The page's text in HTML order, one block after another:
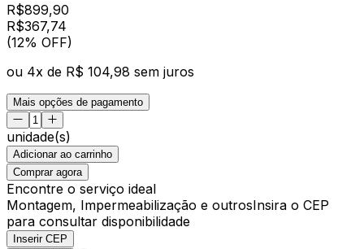
R$899,90
R$367,74
(12% OFF)
ou 4x de R$ 104,98 sem juros
Mais opções de pagamento
unidade(s)
Adicionar ao carrinho
Comprar agora
Encontre o serviço ideal
Montagem, Impermeabilização e outrosInsira o CEP
para consultar disponibilidade
Inserir CEP